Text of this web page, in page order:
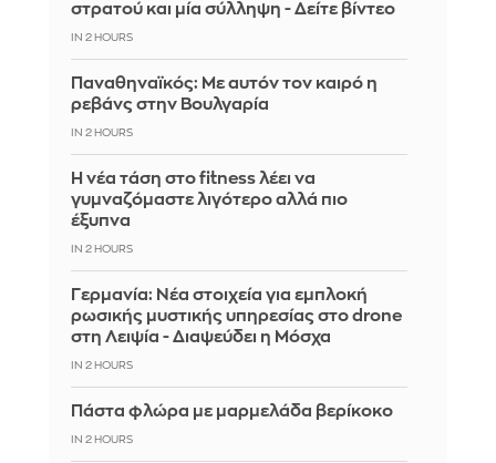
στρατού και μία σύλληψη - Δείτε βίντεο
IN 2 HOURS
Παναθηναϊκός: Με αυτόν τον καιρό η
ρεβάνς στην Βουλγαρία
IN 2 HOURS
Η νέα τάση στο fitness λέει να
γυμναζόμαστε λιγότερο αλλά πιο
έξυπνα
IN 2 HOURS
Γερμανία: Νέα στοιχεία για εμπλοκή
ρωσικής μυστικής υπηρεσίας στο drone
στη Λειψία - Διαψεύδει η Μόσχα
IN 2 HOURS
Πάστα φλώρα με μαρμελάδα βερίκοκο
IN 2 HOURS